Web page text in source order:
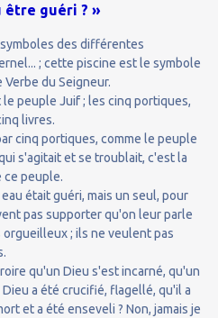
être guéri ? »
des différentes
; cette piscine est le symbole
du Seigneur.
peuple Juif ; les cinq portiques,
livres.
cinq portiques, comme le peuple
s'agitait et se troublait, c'est la
ce peuple.
était guéri, mais un seul, pour
pas supporter qu'on leur parle
; ils ne veulent pas
qu'un Dieu s'est incarné, qu'un
a été crucifié, flagellé, qu'il a
et a été enseveli ? Non, jamais je